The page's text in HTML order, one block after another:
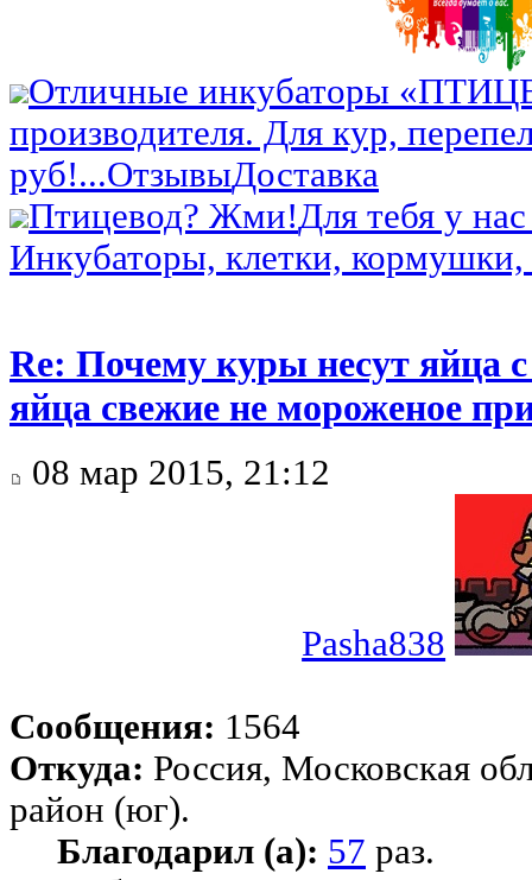
Отличные инкубаторы
производителя. Для кур,
руб!...ОтзывыДоставка
Птицевод? Жми!Для тебя у
Инкубаторы, клетки,
Re: Почему куры несут яйца
яйца свежие не мороженое
08 мар 2015, 21:12
Pasha838
Сообщения: 1564
Откуда: Россия, Московская
район (юг).
Благодарил (а): 57 раз.